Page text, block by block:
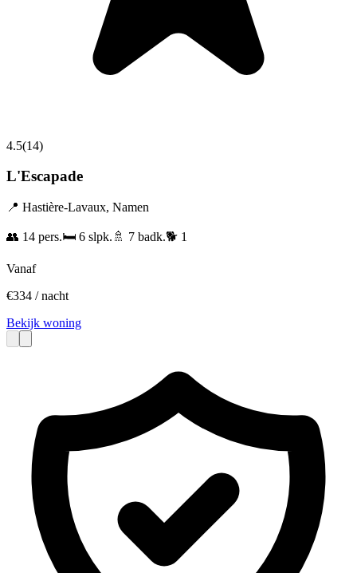
4.5(14)
L'Escapade
📍 Hastière-Lavaux, Namen
👥 14 pers.🛏️ 6 slpk. 🚿 7 badk.🐕 1
Vanaf
€334 / nacht
Bekijk woning